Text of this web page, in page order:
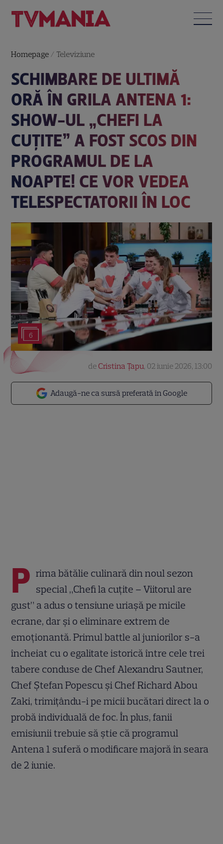
Homepage / Televiziune
SCHIMBARE DE ULTIMĂ
ORĂ ÎN GRILA ANTENA 1:
SHOW-UL „CHEFI LA
CUȚITE” A FOST SCOS DIN
PROGRAMUL DE LA
NOAPTE! CE VOR VEDEA
TELESPECTATORII ÎN LOC
6
Adaugă-ne ca sursă preferată în Google
de Cristina Țapu, 02 iunie 2026, 13:00
P rima bătălie culinară din noul sezon
special „Chefi la cuțite – Viitorul are
gust” a adus o tensiune uriașă pe micile
ecrane, dar și o eliminare extrem de
emoționantă. Primul battle al juniorilor s-a
încheiat cu o egalitate istorică între cele trei
tabere conduse de Chef Alexandru Sautner,
Chef Ștefan Popescu și Chef Richard Abou
Zaki, trimițându-i pe micii bucătari direct la o
probă individuală de foc. În plus, fanii
emisiunii trebuie să știe că programul
Antena 1 suferă o modificare majoră în seara
de 2 iunie.